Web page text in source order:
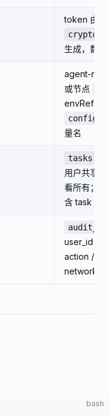
token 由
生成，数
agent-
或节点
envRef 让
量名
用户共享
看所有；
含 task
user_id /
action /
network_id
bash